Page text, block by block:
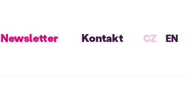
Newsletter Kontakt CZ EN